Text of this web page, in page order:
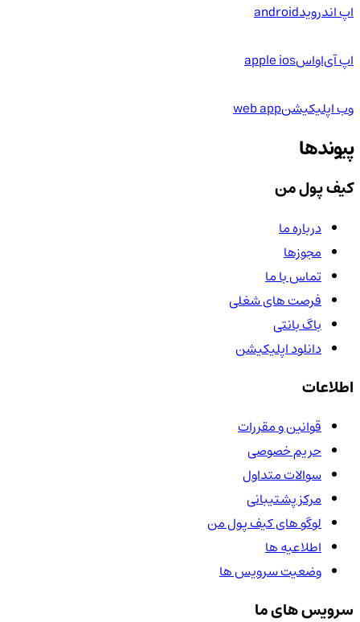
اپ اندرویدandroid
اپ آی‌او‌اسapple ios
وب اپلیکیشنweb app
پیوندها
کیف پول من
درباره ما
مجوزها
تماس با ما
فرصت های شغلی
باگ بانتی
دانلود اپلیکیشن
اطلاعات
قوانین و مقررات
حریم خصوصی
سوالات متداول
مرکز پشتیبانی
لوگو های کیف پول من
اطلاعیه ها
وضعیت سرویس ها
سرویس های ما